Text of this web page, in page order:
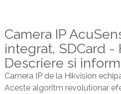
Camera IP
integrat, SDCard -
Descriere si
Camera IP de la Hikvision
Aceste algoritm revolutionar